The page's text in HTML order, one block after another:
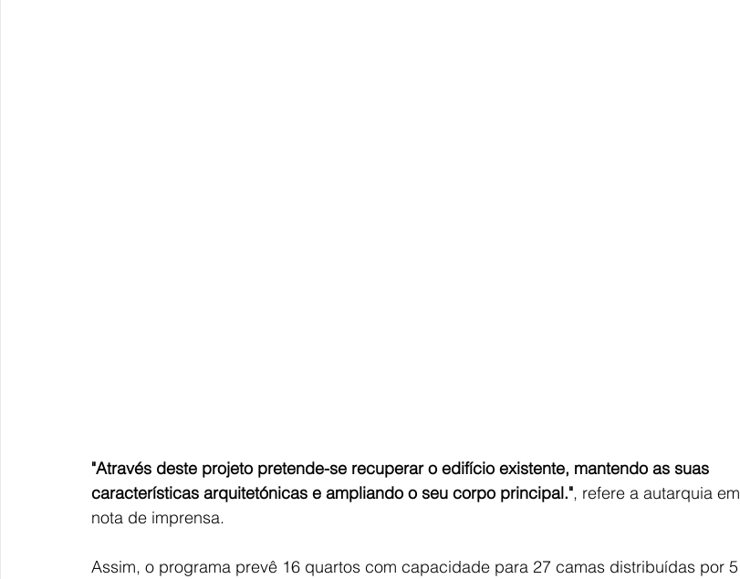
"Através deste projeto pretende-se recuperar o edifício existente, mantendo as suas
características arquitetónicas e ampliando o seu corpo principal.", refere a autarquia em
nota de imprensa.
Assim, o programa prevê 16 quartos com capacidade para 27 camas distribuídas por 5